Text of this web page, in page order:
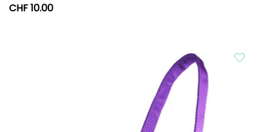
CHF10.00